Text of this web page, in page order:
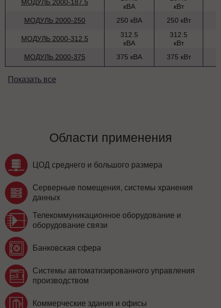
МОДУЛЬ 2000-187.5
кВА
кВт
МОДУЛЬ 2000-250
250 кВА 250 кВт
МОДУЛЬ 2000-312.5
312.5
кВА
312.5
кВт
МОДУЛЬ 2000-375
375 кВА 375 кВт
Показать все
Области применения
ЦОД среднего и большого размера
Серверные помещения, системы хранения
данных
Телекоммуникационное оборудование и
оборудование связи
Банковская сфера
Системы автоматизированного управления
производством
Коммерческие здания и офисы